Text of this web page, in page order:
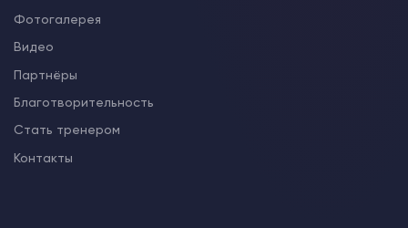
Фотогалерея
Видео
Партнёры
Благотворительность
Стать тренером
Контакты